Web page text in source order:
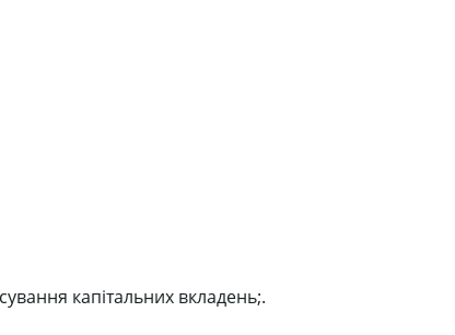
капітальних вкладень;.